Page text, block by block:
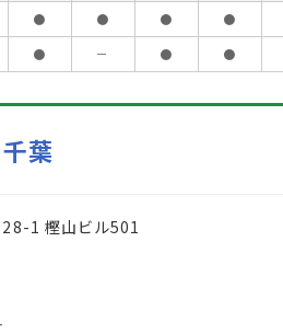
● ● ● ●
● － ● ●
葉
1 樫山ビル501